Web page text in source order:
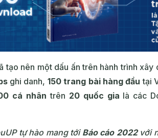
tạo nên một dấu ấn trên hành trình
ghi danh, 150 trang bài hàng đầu tại
cá nhân trên 20 quốc gia là các
tự hào mang tớiBáo cáo 2022với